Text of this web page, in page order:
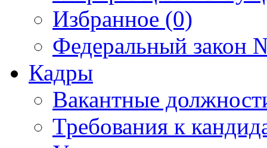
Избранное (0)
Федеральный закон
Кадры
Вакантные
Требования к